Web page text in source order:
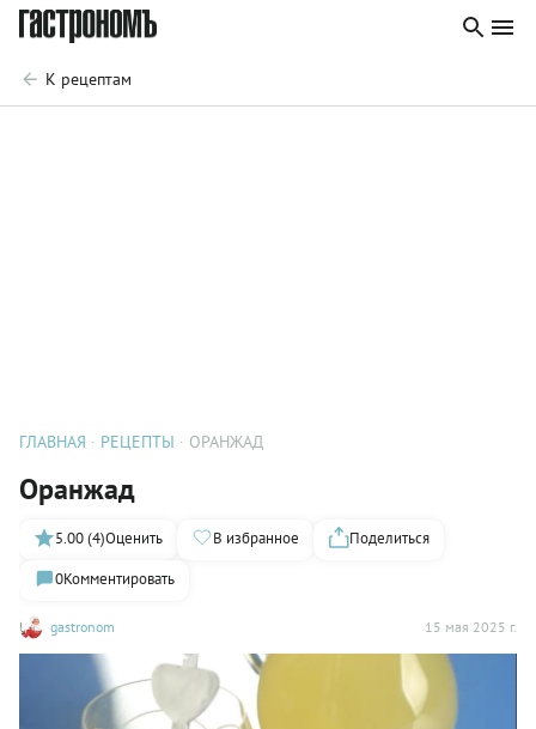
К рецептам
ГЛАВНАЯ РЕЦЕПТЫ ОРАНЖАД
Оранжад
gastronom 15 мая 2025 г.
5.00 (4)Оценить В избранное
Поделиться
0Комментировать